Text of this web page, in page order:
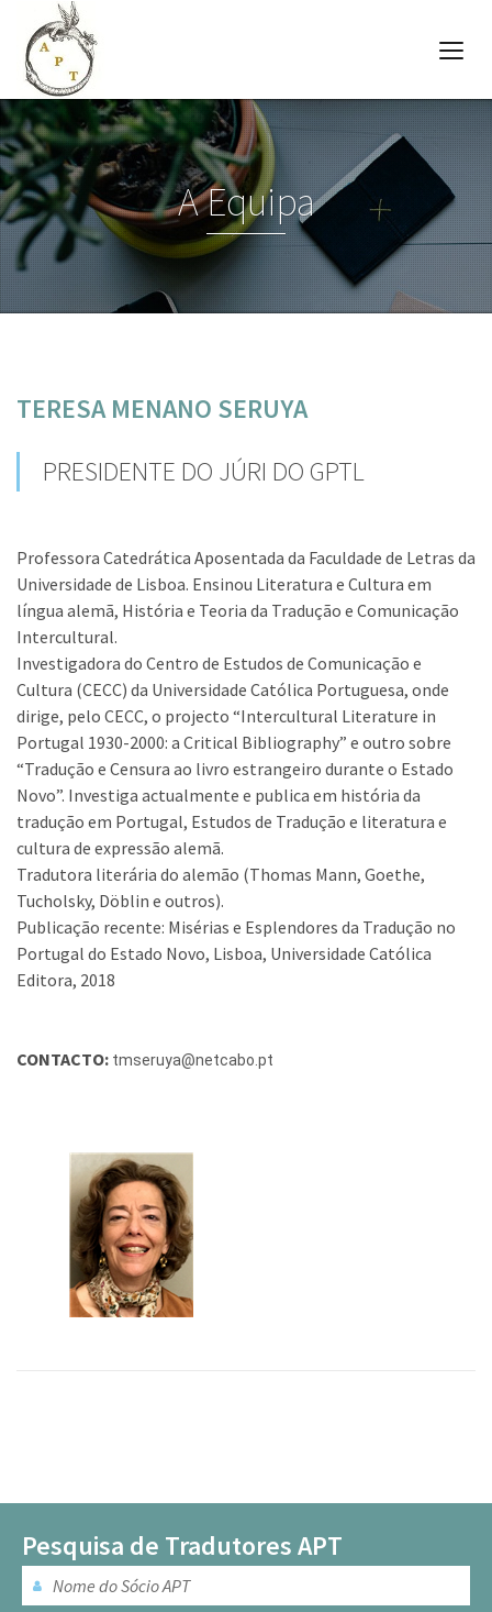
A Equipa
TERESA MENANO SERUYA
PRESIDENTE DO JÚRI DO GPTL
Professora Catedrática Aposentada da Faculdade de Letras da
Universidade de Lisboa. Ensinou Literatura e Cultura em
língua alemã, História e Teoria da Tradução e Comunicação
Intercultural.
Investigadora do Centro de Estudos de Comunicação e
Cultura (CECC) da Universidade Católica Portuguesa, onde
dirige, pelo CECC, o projecto “Intercultural Literature in
Portugal 1930-2000: a Critical Bibliography” e outro sobre
“Tradução e Censura ao livro estrangeiro durante o Estado
Novo”. Investiga actualmente e publica em história da
tradução em Portugal, Estudos de Tradução e literatura e
cultura de expressão alemã.
Tradutora literária do alemão (Thomas Mann, Goethe,
Tucholsky, Döblin e outros).
Publicação recente: Misérias e Esplendores da Tradução no
Portugal do Estado Novo, Lisboa, Universidade Católica
Editora, 2018
CONTACTO: tmseruya@netcabo.pt
Pesquisa de Tradutores APT